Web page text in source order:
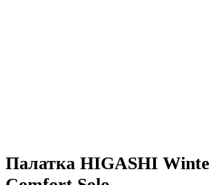
Палатка HIGASHI